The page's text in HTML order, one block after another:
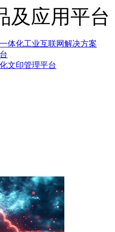
及应用平台
体化工业互联网解决方案
文印管理平台